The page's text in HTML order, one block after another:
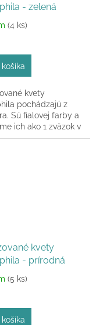
- zelená
(4 ks)
košíka
kvety
pochádzajú z
Sú fialovej farby a
ich ako 1 zväzok v
dĺžke 60-65 cm.
kvety
- prírodná
(5 ks)
košíka